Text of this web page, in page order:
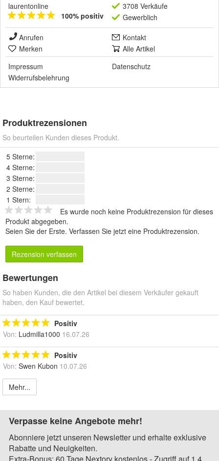
laurentonline
100% positiv
3708 Verkäufe
Gewerblich
Anrufen
Kontakt
Merken
Alle Artikel
Impressum
Datenschutz
Widerrufsbelehrung
Produktrezensionen
So beurteilen Kunden dieses Produkt.
5 Sterne:
4 Sterne:
3 Sterne:
2 Sterne:
1 Stern:
Es wurde noch keine Produktrezension für dieses
Produkt abgegeben.
Seien Sie der Erste. Verfassen Sie jetzt eine Produktrezension.
Rezension verfassen
Bewertungen
So haben Kunden, die den Artikel bei diesem Verkäufer gekauft
haben, den Kauf bewertet.
Positiv
Von: Ludmilla1000 16.07.26
Positiv
Von: Swen Kubon 10.07.26
Mehr...
Verpasse keine Angebote mehr!
Abonniere jetzt unseren Newsletter und erhalte exklusive
Rabatte und Neuigkeiten.
Extra-Bonus: 60 Tage Nextory kostenlos - Zugriff auf 1,4